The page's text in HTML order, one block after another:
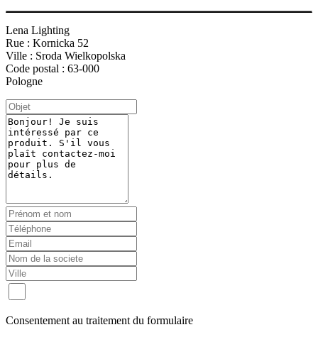
Lena Lighting
Rue : Kornicka 52
Ville : Sroda Wielkopolska
Code postal : 63-000
Pologne
Consentement au traitement du formulaire